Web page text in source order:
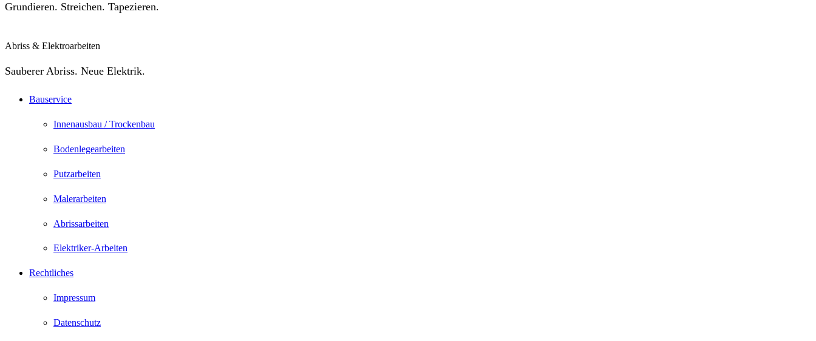
Grundieren. Streichen. Tapezieren.
Abriss & Elektroarbeiten
Sauberer Abriss. Neue Elektrik.
Bauservice
Innenausbau / Trockenbau
Bodenlegearbeiten
Putzarbeiten
Malerarbeiten
Abrissarbeiten
Elektriker-Arbeiten
Rechtliches
Impressum
Datenschutz